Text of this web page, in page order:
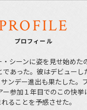
プロフィール
シーンに姿を見せ始めた
あった。彼はデビューし
ンデー進出も果たした。
参加１年目でのこの快挙
ることを予感させた。